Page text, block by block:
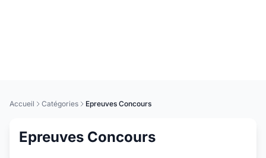
Accueil Catégories Epreuves Concours
Epreuves Concours